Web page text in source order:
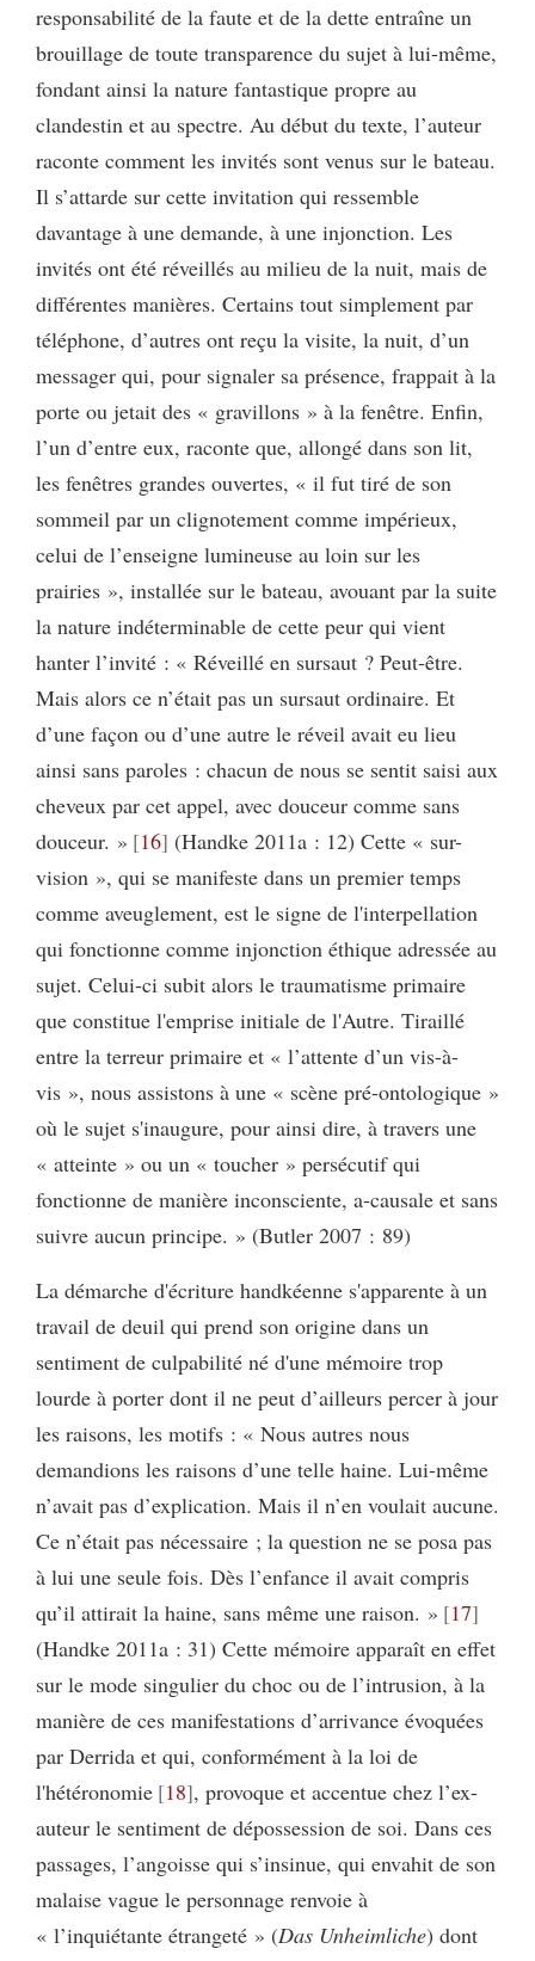
responsabilité de la faute et de la dette entraîne un
brouillage de toute transparence du sujet à lui-même,
fondant ainsi la nature fantastique propre au
clandestin et au spectre. Au début du texte, l’auteur
raconte comment les invités sont venus sur le bateau.
Il s’attarde sur cette invitation qui ressemble
davantage à une demande, à une injonction. Les
invités ont été réveillés au milieu de la nuit, mais de
différentes manières. Certains tout simplement par
téléphone, d’autres ont reçu la visite, la nuit, d’un
messager qui, pour signaler sa présence, frappait à la
porte ou jetait des « gravillons » à la fenêtre. Enfin,
l’un d’entre eux, raconte que, allongé dans son lit,
les fenêtres grandes ouvertes, « il fut tiré de son
sommeil par un clignotement comme impérieux,
celui de l’enseigne lumineuse au loin sur les
prairies », installée sur le bateau, avouant par la suite
la nature indéterminable de cette peur qui vient
hanter l’invité : « Réveillé en sursaut ? Peut-être.
Mais alors ce n’était pas un sursaut ordinaire. Et
d’une façon ou d’une autre le réveil avait eu lieu
ainsi sans paroles : chacun de nous se sentit saisi aux
cheveux par cet appel, avec douceur comme sans
douceur. » 16 (Handke 2011a : 12) Cette « sur-
vision », qui se manifeste dans un premier temps
comme aveuglement, est le signe de l'interpellation
qui fonctionne comme injonction éthique adressée au
sujet. Celui-ci subit alors le traumatisme primaire
que constitue l'emprise initiale de l'Autre. Tiraillé
entre la terreur primaire et « l’attente d’un vis-à-
vis », nous assistons à une « scène pré-ontologique »
où le sujet s'inaugure, pour ainsi dire, à travers une
« atteinte » ou un « toucher » persécutif qui
fonctionne de manière inconsciente, a-causale et sans
suivre aucun principe. » (Butler 2007 : 89)
La démarche d'écriture handkéenne s'apparente à un
travail de deuil qui prend son origine dans un
sentiment de culpabilité né d'une mémoire trop
lourde à porter dont il ne peut d’ailleurs percer à jour
les raisons, les motifs : « Nous autres nous
demandions les raisons d’une telle haine. Lui-même
n’avait pas d’explication. Mais il n’en voulait aucune.
Ce n’était pas nécessaire ; la question ne se posa pas
à lui une seule fois. Dès l’enfance il avait compris
qu’il attirait la haine, sans même une raison. » 17
(Handke 2011a : 31) Cette mémoire apparaît en effet
sur le mode singulier du choc ou de l’intrusion, à la
manière de ces manifestations d’arrivance évoquées
par Derrida et qui, conformément à la loi de
l'hétéronomie 18 , provoque et accentue chez l’ex-
auteur le sentiment de dépossession de soi. Dans ces
passages, l’angoisse qui s’insinue, qui envahit de son
malaise vague le personnage renvoie à
« l’inquiétante étrangeté » (Das Unheimliche) dont